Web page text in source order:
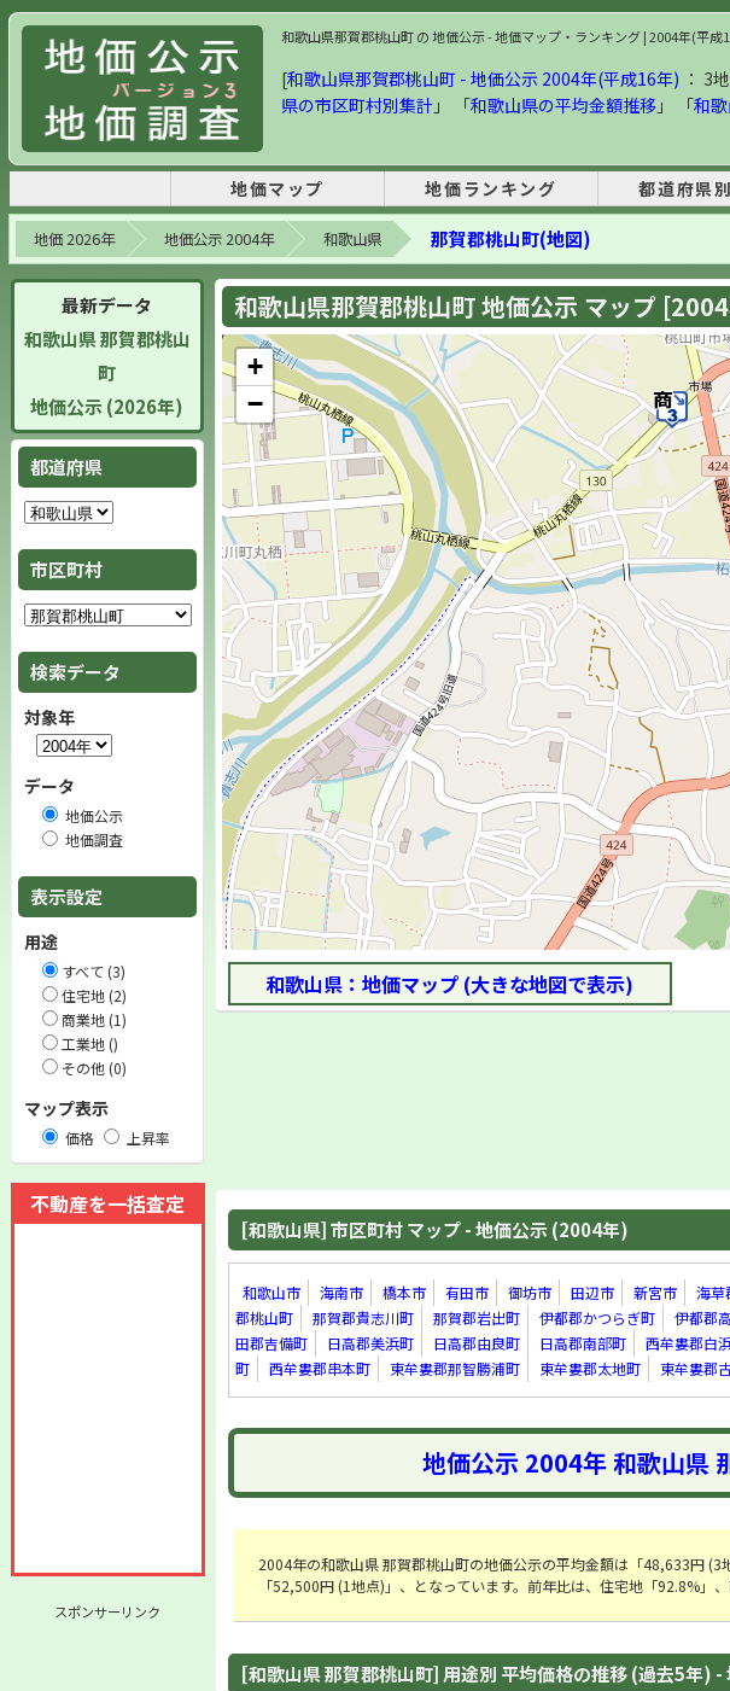
和歌山県那賀郡桃山町 の 地価公示 - 地価マップ・ランキング | 2004年(平成
[和歌山県那賀郡桃山町 - 地価公示 2004年(平成16年) ： 3
県の市区町村別集計」 「和歌山県の平均金額推移」 「和
地価マップ 地価ランキング 都道府県
地価 2026年 地価公示 2004年 和歌山県 那賀郡桃山町(地図)
最新データ
和歌山県 那賀郡桃山
町
地価公示 (2026年)
都道府県
市区町村
検索データ
対象年
データ
地価公示
地価調査
表示設定
用途
すべて (3)
住宅地 (2)
商業地 (1)
工業地 ()
その他 (0)
マップ表示
価格 上昇率
不動産を一括査定
スポンサーリンク
和歌山県那賀郡桃山町 地価公示 マップ
+
−
和歌山県：地価マップ (大きな地図で表示)
[和歌山県] 市区町村 マップ - 地価公示 (2004年)
和歌山市 海南市 橋本市 有田市 御坊市 田辺市 新宮市 海草
郡桃山町
那賀郡貴志川町 那賀郡岩出町 伊都郡かつらぎ町 伊都郡
田郡吉備町
日高郡美浜町 日高郡由良町 日高郡南部町 西牟婁郡白
町
西牟婁郡串本町 東牟婁郡那智勝浦町 東牟婁郡太地町 東牟婁郡
地価公示 2004年 和歌山県
2004年の和歌山県 那賀郡桃山町の地価公示の平均金額は「48,633円
「52,500円 (1地点)」、となっています。前年比は、住宅地「92.8%」
[和歌山県 那賀郡桃山町] 用途別 平均価格の推移 (過去5年)